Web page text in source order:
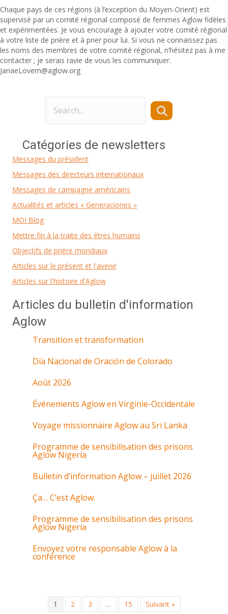
Chaque pays de ces régions (à l’exception du Moyen-Orient) est
supervisé par un comité régional composé de femmes Aglow fidèles
et expérimentées. Je vous encourage à ajouter votre comité régional
à votre liste de prière et à prier pour lui. Si vous ne connaissez pas
les noms des membres de votre comité régional, n’hésitez pas à me
contacter ; je serais ravie de vous les communiquer.
JanaeLovern@aglow.org
Catégories de newsletters
Messages du président
Messages des directeurs internationaux
Messages de campagne américains
Actualités et articles « Generaciones »
MOI Blog
Mettre fin à la traite des êtres humains
Objectifs de prière mondiaux
Articles sur le présent et l'avenir
Articles sur l'histoire d'Aglow
Articles du bulletin d'information
Aglow
Transition et transformation
Día Nacional de Oración de Colorado
Août 2026
Événements Aglow en Virginie-Occidentale
Voyage missionnaire Aglow au Sri Lanka
Programme de sensibilisation des prisons
Aglow Nigeria
Bulletin d’information Aglow – juillet 2026
Ça… C’est Aglow.
Programme de sensibilisation des prisons
Aglow Nigeria
Envoyez votre responsable Aglow à la
conférence
1 2 3 … 15 Suivant »